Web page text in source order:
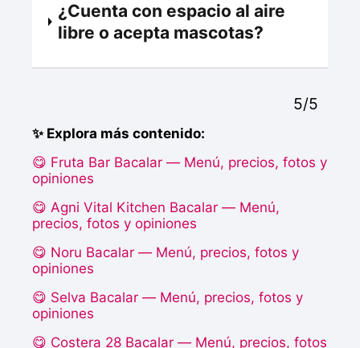
¿Cuenta con espacio al aire
libre o acepta mascotas?
5/5
✨ Explora más contenido:
😋 Fruta Bar Bacalar — Menú, precios, fotos y
opiniones
😋 Agni Vital Kitchen Bacalar — Menú,
precios, fotos y opiniones
😋 Noru Bacalar — Menú, precios, fotos y
opiniones
😋 Selva Bacalar — Menú, precios, fotos y
opiniones
😋 Costera 28 Bacalar — Menú, precios, fotos